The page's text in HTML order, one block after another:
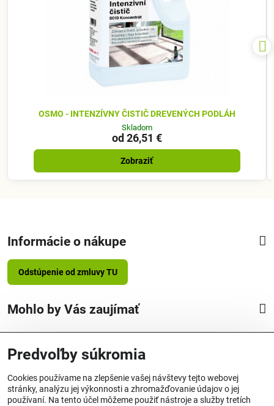
OSMO - INTENZÍVNY ČISTIČ DREVENÝCH PODLÁH
Skladom
od 26,51 €
Zobraziť
Informácie o nákupe
Odstúpenie od zmluvy TU
Mohlo by Vás zaujímať
Vyrobené v Nemecku
Predvoľby súkromia
Cookies používame na zlepšenie vašej návštevy tejto webovej
stránky, analýzu jej výkonnosti a zhromažďovanie údajov o jej
používaní. Na tento účel môžeme použiť nástroje a služby tretích